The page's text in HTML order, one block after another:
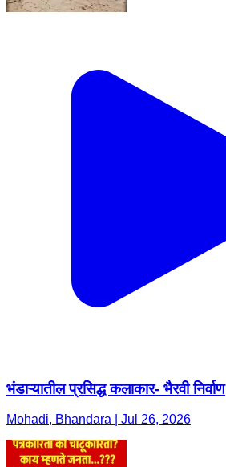
भंडाऱ्यातील प्रसिद्ध कलाकार- भैरवी निर्वाण
Mohadi, Bhandara | Jul 26, 2026